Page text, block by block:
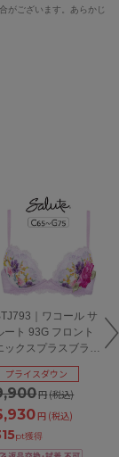
がございます。あらかじ
｜ワコール サ
ート 93G フロント
ックスプラスブラ
ラジャー単品
カップ アンダ
65/70/75cm
円(税込)
プライスダウン
円 (税込)
pt獲得